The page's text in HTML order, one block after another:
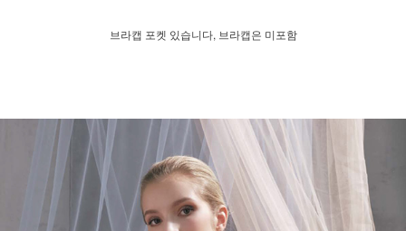
브라캡 포켓 있습니다, 브라캡은 미포함